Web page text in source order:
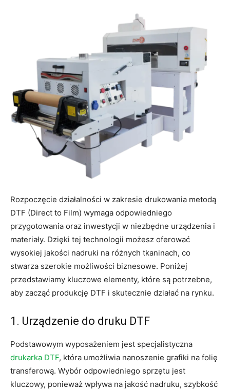
Rozpoczęcie działalności w zakresie drukowania metodą
DTF (Direct to Film) wymaga odpowiedniego
przygotowania oraz inwestycji w niezbędne urządzenia i
materiały. Dzięki tej technologii możesz oferować
wysokiej jakości nadruki na różnych tkaninach, co
stwarza szerokie możliwości biznesowe. Poniżej
przedstawiamy kluczowe elementy, które są potrzebne,
aby zacząć produkcję DTF i skutecznie działać na rynku.
1. Urządzenie do druku DTF
Podstawowym wyposażeniem jest specjalistyczna
drukarka DTF, która umożliwia nanoszenie grafiki na folię
transferową. Wybór odpowiedniego sprzętu jest
kluczowy, ponieważ wpływa na jakość nadruku, szybkość